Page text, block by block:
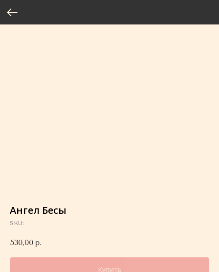
Ангел Бесы
SKU:
530,00 р.
Купить